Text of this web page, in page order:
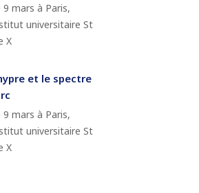
9 mars à Paris,
universitaire St
X
et le spectre
9 mars à Paris,
universitaire St
X